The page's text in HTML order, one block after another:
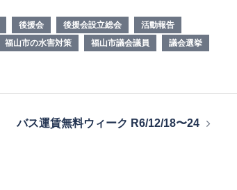
後援会 後援会設立総会
活動報告
福山市の水害対策 福山市議会議員 議会選挙
バス運賃無料ウィーク R6/12/18〜24